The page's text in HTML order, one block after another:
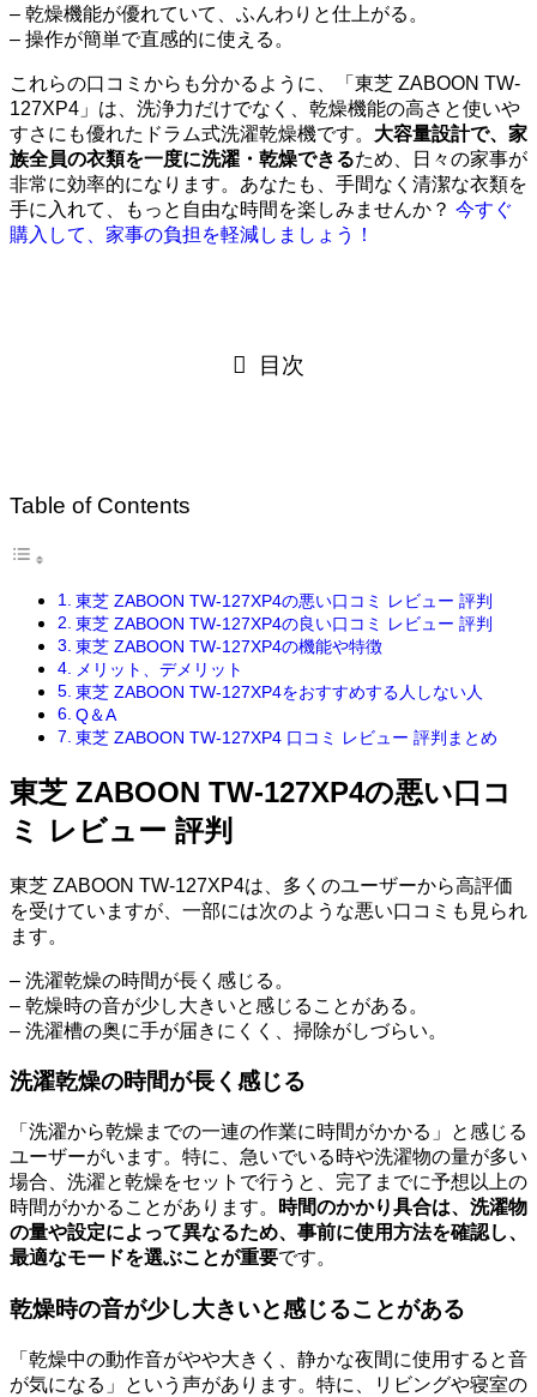
– 乾燥機能が優れていて、ふんわりと仕上がる。
– 操作が簡単で直感的に使える。
これらの口コミからも分かるように、「東芝 ZABOON TW-
127XP4」は、洗浄力だけでなく、乾燥機能の高さと使いや
すさにも優れたドラム式洗濯乾燥機です。 大容量設計で、家
族全員の衣類を一度に洗濯・乾燥できるため、日々の家事が
非常に効率的になります。あなたも、手間なく清潔な衣類を
手に入れて、もっと自由な時間を楽しみませんか？ 今すぐ
購入して、家事の負担を軽減しましょう！
目次
Table of Contents
東芝 ZABOON TW-127XP4の悪い口コミ レビュー 評判
東芝 ZABOON TW-127XP4の良い口コミ レビュー 評判
東芝 ZABOON TW-127XP4の機能や特徴
メリット、デメリット
東芝 ZABOON TW-127XP4をおすすめする人しない人
Q＆A
東芝 ZABOON TW-127XP4 口コミ レビュー 評判まとめ
東芝 ZABOON TW-127XP4の悪い口コ
ミ レビュー 評判
東芝 ZABOON TW-127XP4は、多くのユーザーから高評価
を受けていますが、一部には次のような悪い口コミも見られ
ます。
– 洗濯乾燥の時間が長く感じる。
– 乾燥時の音が少し大きいと感じることがある。
– 洗濯槽の奥に手が届きにくく、掃除がしづらい。
洗濯乾燥の時間が長く感じる
「洗濯から乾燥までの一連の作業に時間がかかる」と感じる
ユーザーがいます。特に、急いでいる時や洗濯物の量が多い
場合、洗濯と乾燥をセットで行うと、完了までに予想以上の
時間がかかることがあります。
時間のかかり具合は、洗濯物
の量や設定によって異なるため、事前に使用方法を確認し、
最適なモードを選ぶことが重要です。
乾燥時の音が少し大きいと感じることがある
「乾燥中の動作音がやや大きく、静かな夜間に使用すると音
が気になる」という声があります。特に、リビングや寝室の